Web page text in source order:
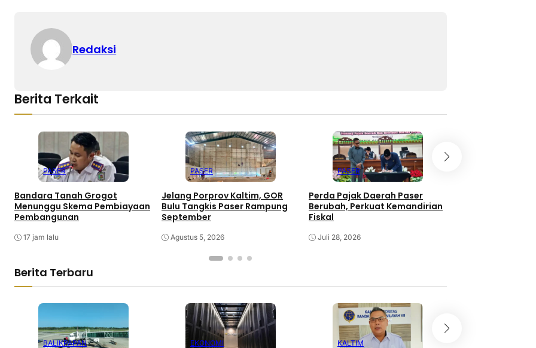
Redaksi
Berita Terkait
PASER
Bandara Tanah Grogot
Menunggu Skema Pembiayaan
Pembangunan
17 jam lalu
PASER
Jelang Porprov Kaltim, GOR
Bulu Tangkis Paser Rampung
September
Agustus 5, 2026
PASER
Perda Pajak Daerah Paser
Berubah, Perkuat Kemandirian
Fiskal
Juli 28, 2026
Berita Terbaru
BALIKPAPAN EKONOMI KALTIM